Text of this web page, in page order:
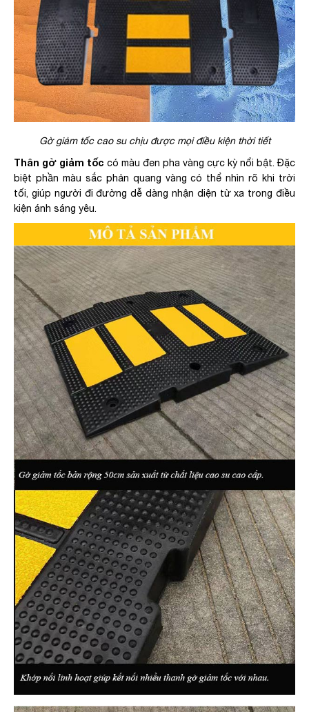
Gờ giảm tốc cao su chịu được mọi điều kiện thời tiết
Thân gờ giảm tốc có màu đen pha vàng cực kỳ nổi bật. Đặc
biệt phần màu sắc phản quang vàng có thể nhìn rõ khi trời
tối, giúp người đi đường dễ dàng nhận diện từ xa trong điều
kiện ánh sáng yêu.